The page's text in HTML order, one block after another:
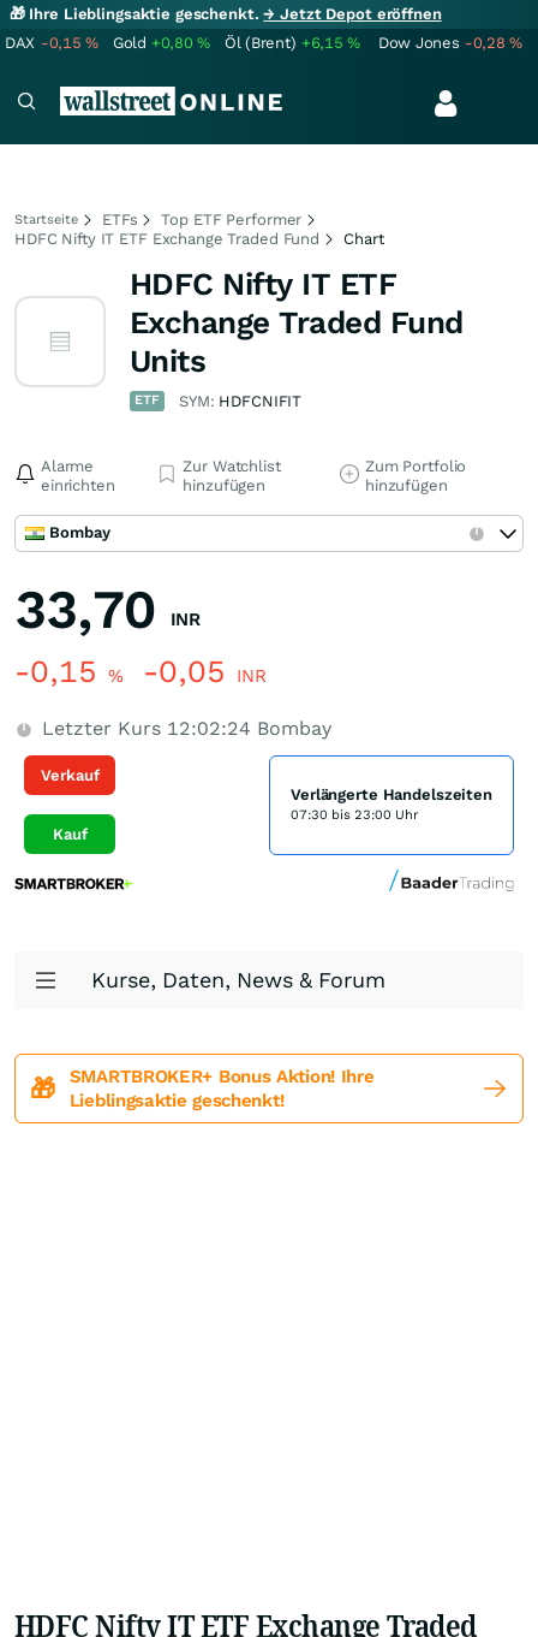
🎁 Ihre Lieblingsaktie geschenkt.→ Jetzt Depot eröffnen
DAX -0,15% Gold +0,80% Öl (Brent) +6,15% Dow Jones -0,28%
Startseite ETFs
Top ETF Performer
HDFC Nifty IT ETF Exchange Traded Fund
Chart
HDFC Nifty IT ETF
Exchange Traded Fund
Units
ETF SYM: HDFCNIFIT
Alarme
einrichten
Zur Watchlist
hinzufügen
Zum Portfolio
hinzufügen
Bombay
33,70 INR
-0,15 % -0,05 INR
Letzter Kurs 12:02:24 Bombay
Verkauf
Kauf
Verlängerte Handelszeiten
07:30 bis 23:00 Uhr
Kurse, Daten, News & Forum
🎁
SMARTBROKER+ Bonus Aktion! Ihre
Lieblingsaktie geschenkt!
HDFC Nifty IT ETF Exchange Traded